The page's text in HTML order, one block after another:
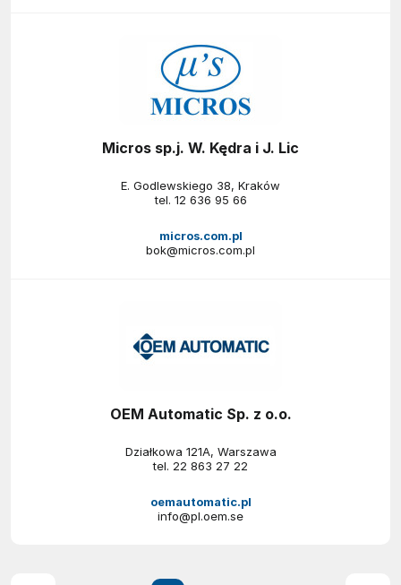
Micros sp.j. W. Kędra i J. Lic
E. Godlewskiego 38, Kraków
tel. 12 636 95 66
micros.com.pl
bok@micros.com.pl
OEM Automatic Sp. z o.o.
Działkowa 121A, Warszawa
tel. 22 863 27 22
oemautomatic.pl
info@pl.oem.se